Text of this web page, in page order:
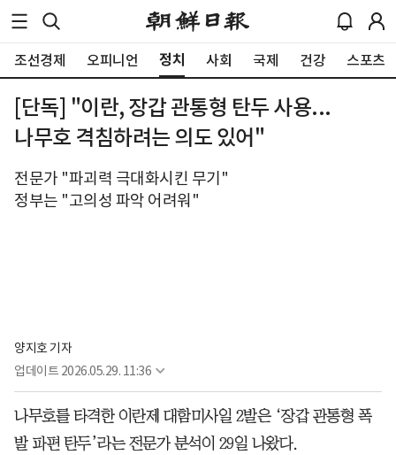
조선경제 오피니언 정치 사회 국제 건강 스포츠
[단독] "이란, 장갑 관통형 탄두 사용...
나무호 격침하려는 의도 있어"
전문가 "파괴력 극대화시킨 무기"
정부는 "고의성 파악 어려워"
양지호 기자
업데이트 2026.05.29. 11:36
나무호를 타격한 이란제 대함미사일 2발은 ‘장갑 관통형 폭
발 파편 탄두’라는 전문가 분석이 29일 나왔다.